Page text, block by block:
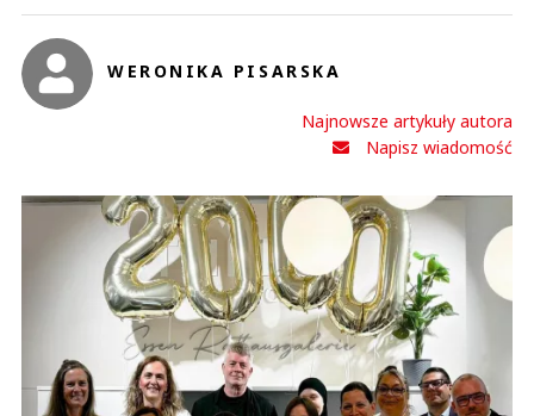
WERONIKA PISARSKA
Najnowsze artykuły autora
Napisz wiadomość